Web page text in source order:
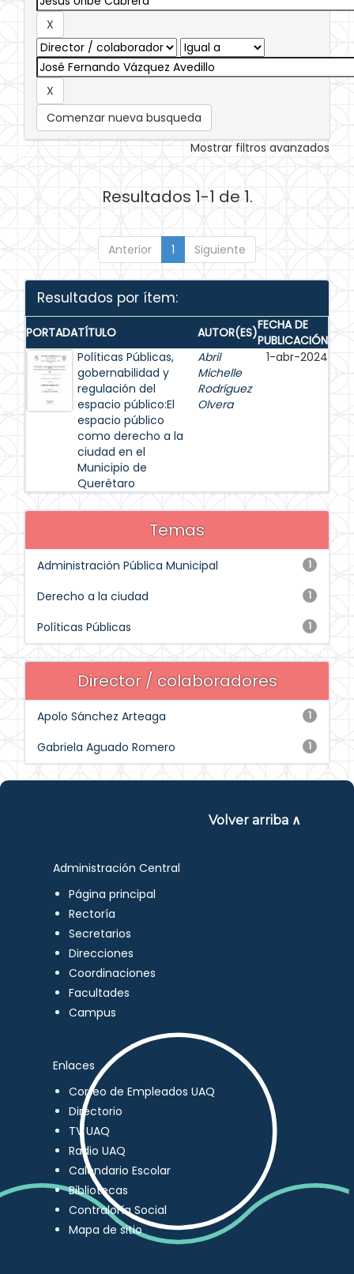
Comenzar nueva busqueda
Mostrar filtros avanzados
Resultados 1-1 de 1.
Anterior 1 Siguiente
Resultados por ítem:
PORTADATÍTULO AUTOR(ES)FECHA DE
PUBLICACIÓN
Políticas Públicas,
gobernabilidad y
regulación del
espacio público:El
espacio público
como derecho a la
ciudad en el
Municipio de
Querétaro
Abril
Michelle
Rodríguez
Olvera
1-abr-2024
Temas
1
Administración Pública Municipal
1
Derecho a la ciudad
1
Políticas Públicas
Director / colaboradores
1
Apolo Sánchez Arteaga
1
Gabriela Aguado Romero
Volver arriba ∧
Administración Central
Página principal
Rectoría
Secretarios
Direcciones
Coordinaciones
Facultades
Campus
Enlaces
Correo de Empleados UAQ
Directorio
TV UAQ
Radio UAQ
Calendario Escolar
Bibliotecas
Contraloría Social
Mapa de sitio